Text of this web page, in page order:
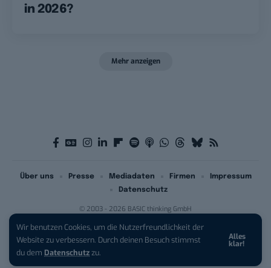
Wir benutzen Cookies, um die Nutzerfreundlichkeit der
Website zu verbessern. Durch deinen Besuch stimmst
du dem Datenschutzzu.
Alles
klar!
in 2026?
Mehr anzeigen
© 2003 - 2026 BASIC thinking GmbH
Über uns Presse Mediadaten Firmen
Impressum
Datenschutz